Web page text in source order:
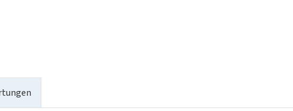
nicht weit von der historischen Stadt Pula entfernt. Diese
Urlaub abseits von Menschenmassen und bietet dennoch die
mit erstklassigen Weinen. Genießen Sie einen
Sie die authentische istrische Kultur und tauchen Sie ein in